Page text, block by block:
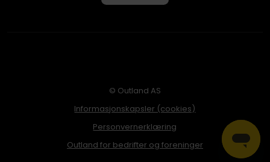
© Outland AS
Informasjonskapsler (cookies)
Personvernerklæring
Outland for bedrifter og foreninger